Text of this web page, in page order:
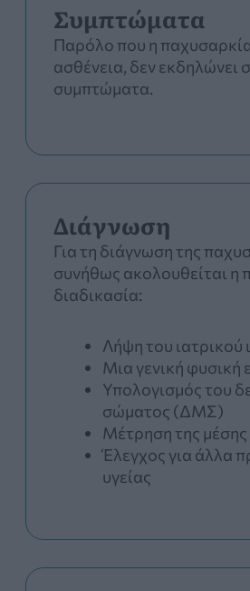
Συμπτώματα
Παρόλο που η
ασθένεια, δεν εκδηλώνει
συμπτώματα.
Διάγνωση
Για τη διάγνωση της
συνήθως ακολουθείται η
διαδικασία:
Λήψη του ιατρικού
Μια γενική φυσική
Υπολογισμός του
σώματος (ΔΜΣ)
Μέτρηση της μέσης
Έλεγχος για άλλα
υγείας